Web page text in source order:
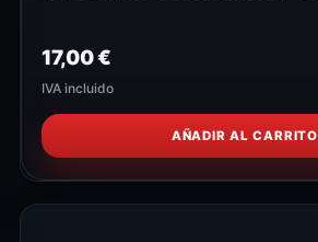
17,00€
IVA incluido
AÑADIR AL CARRITO